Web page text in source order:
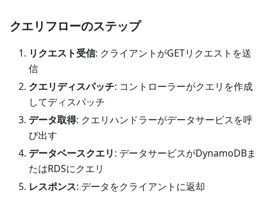
クエリフローのステップ
リクエスト受信: クライアントがGETリクエストを送
信
クエリディスパッチ: コントローラーがクエリを作成
してディスパッチ
データ取得: クエリハンドラーがデータサービスを呼
び出す
データベースクエリ: データサービスがDynamoDBま
たはRDSにクエリ
レスポンス: データをクライアントに返却